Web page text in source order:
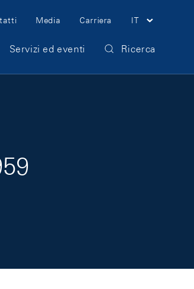
Navigation
Media Carriera IT
Servizi ed eventi Ricerca